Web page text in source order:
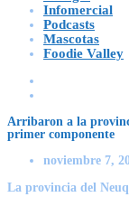
Infomercial
Podcasts
Mascotas
Foodie Valley
Arribaron a la
primer componente
noviembre 7,
La provincia del